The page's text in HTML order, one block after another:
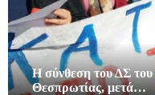
Η σύνθεση του ΔΣ
Θεσπρωτίας, μετά…